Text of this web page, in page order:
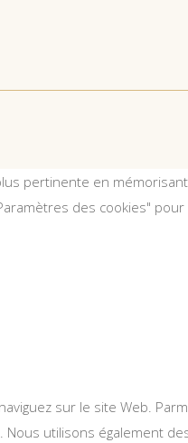
pertinente en
des cookies"
sur le site Web.
utilisons également